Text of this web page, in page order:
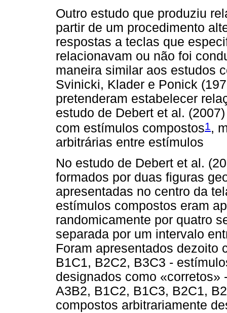
Outro estudo que produziu
partir de um procedimento
respostas a teclas que
relacionavam ou não foi
maneira similar aos estudos
Svinicki, Klader e Ponick
pretenderam estabelecer
estudo de Debert et al.
com estímulos compostos1,
arbitrárias entre estímulos
No estudo de Debert et al.
formados por duas figuras
apresentadas no centro da
estímulos compostos eram
randomicamente por quatro
separada por um intervalo
Foram apresentados dezoito
B1C1, B2C2, B3C3 -
designados como «corretos»
A3B2, B1C2, B1C3, B2C1,
compostos arbitrariamente